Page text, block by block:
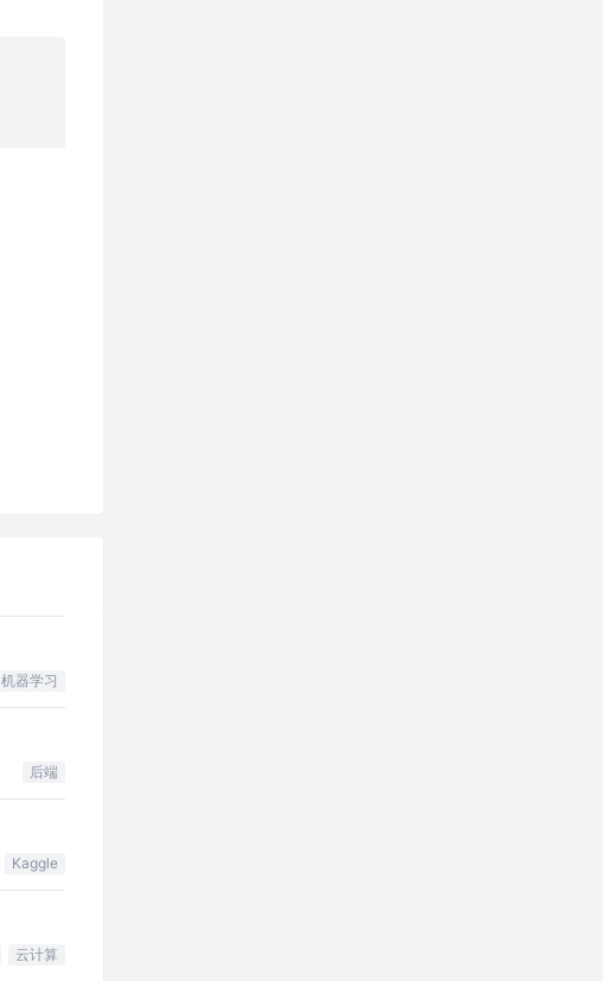
机器学习
后端
Kaggle
云计算